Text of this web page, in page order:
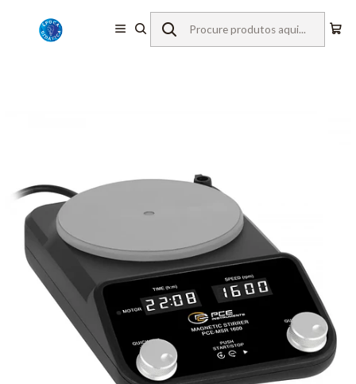
Equipamentos de Laboratório
Agitadores Magnéticos
Agitador magnético PCE-MSR 1600